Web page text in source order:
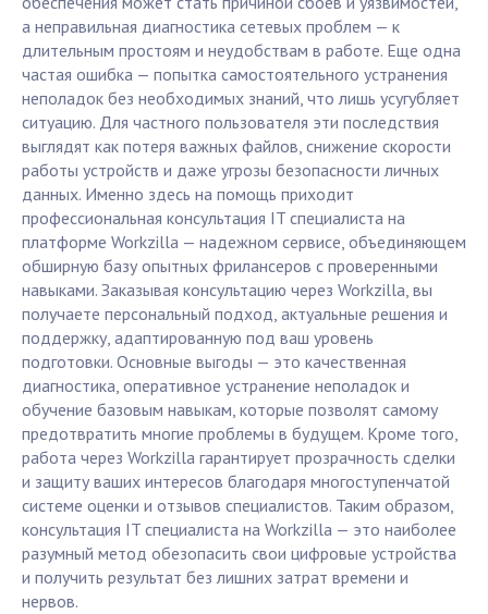
а неправильная диагностика сетевых проблем — к
длительным простоям и неудобствам в работе. Еще одна
частая ошибка — попытка самостоятельного устранения
неполадок без необходимых знаний, что лишь усугубляет
ситуацию. Для частного пользователя эти последствия
выглядят как потеря важных файлов, снижение скорости
работы устройств и даже угрозы безопасности личных
данных. Именно здесь на помощь приходит
профессиональная консультация IT специалиста на
платформе Workzilla — надежном сервисе, объединяющем
обширную базу опытных фрилансеров с проверенными
навыками. Заказывая консультацию через Workzilla, вы
получаете персональный подход, актуальные решения и
поддержку, адаптированную под ваш уровень
подготовки. Основные выгоды — это качественная
диагностика, оперативное устранение неполадок и
обучение базовым навыкам, которые позволят самому
предотвратить многие проблемы в будущем. Кроме того,
работа через Workzilla гарантирует прозрачность сделки
и защиту ваших интересов благодаря многоступенчатой
системе оценки и отзывов специалистов. Таким образом,
консультация IT специалиста на Workzilla — это наиболее
разумный метод обезопасить свои цифровые устройства
и получить результат без лишних затрат времени и
нервов.